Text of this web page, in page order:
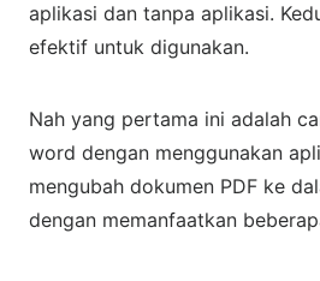
aplikasi dan tanpa aplikasi.
efektif untuk digunakan.
Nah yang pertama ini adalah
word dengan menggunakan
mengubah dokumen PDF ke
dengan memanfaatkan